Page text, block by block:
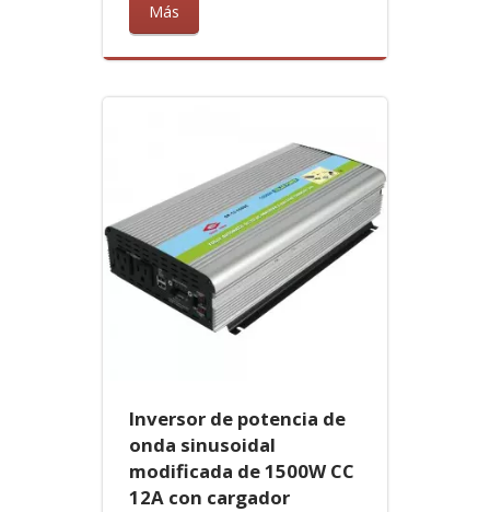
Más
Inversor de potencia de
onda sinusoidal
modificada de 1500W CC
12A con cargador